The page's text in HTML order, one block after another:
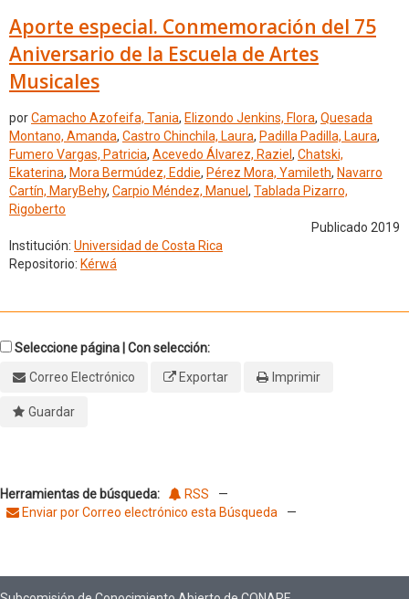
Aporte especial. Conmemoración del 75
Aniversario de la Escuela de Artes
Musicales
porCamacho Azofeifa, Tania, Elizondo Jenkins, Flora, Quesada
Montano, Amanda, Castro Chinchila, Laura, Padilla Padilla, Laura,
Fumero Vargas, Patricia, Acevedo Álvarez, Raziel , Chatski,
Ekaterina, Mora Bermúdez, Eddie, Pérez Mora, Yamileth, Navarro
Cartín, MaryBehy, Carpio Méndez, Manuel , Tablada Pizarro,
Rigoberto
Publicado 2019
Institución: Universidad de Costa Rica
Repositorio: Kérwá
Seleccione página | Con selección:
Correo Electrónico
Exportar Imprimir
Guardar
Herramientas de búsqueda: RSS
—
Enviar por Correo electrónico esta Búsqueda
—